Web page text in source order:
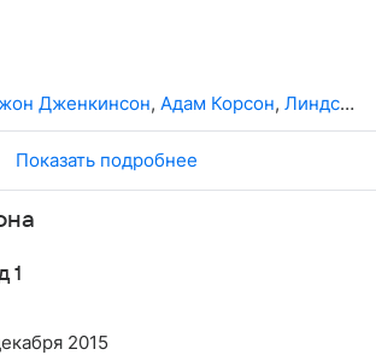
Дженкинсон, Адам Корсон, Линдсэй Ханцл
Показать подробнее
1
2015